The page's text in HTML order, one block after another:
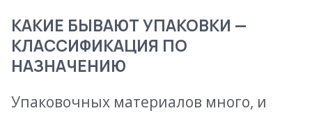
КАКИЕ БЫВАЮТ УПАКОВКИ —
КЛАССИФИКАЦИЯ ПО
НАЗНАЧЕНИЮ
Упаковочных материалов много, и